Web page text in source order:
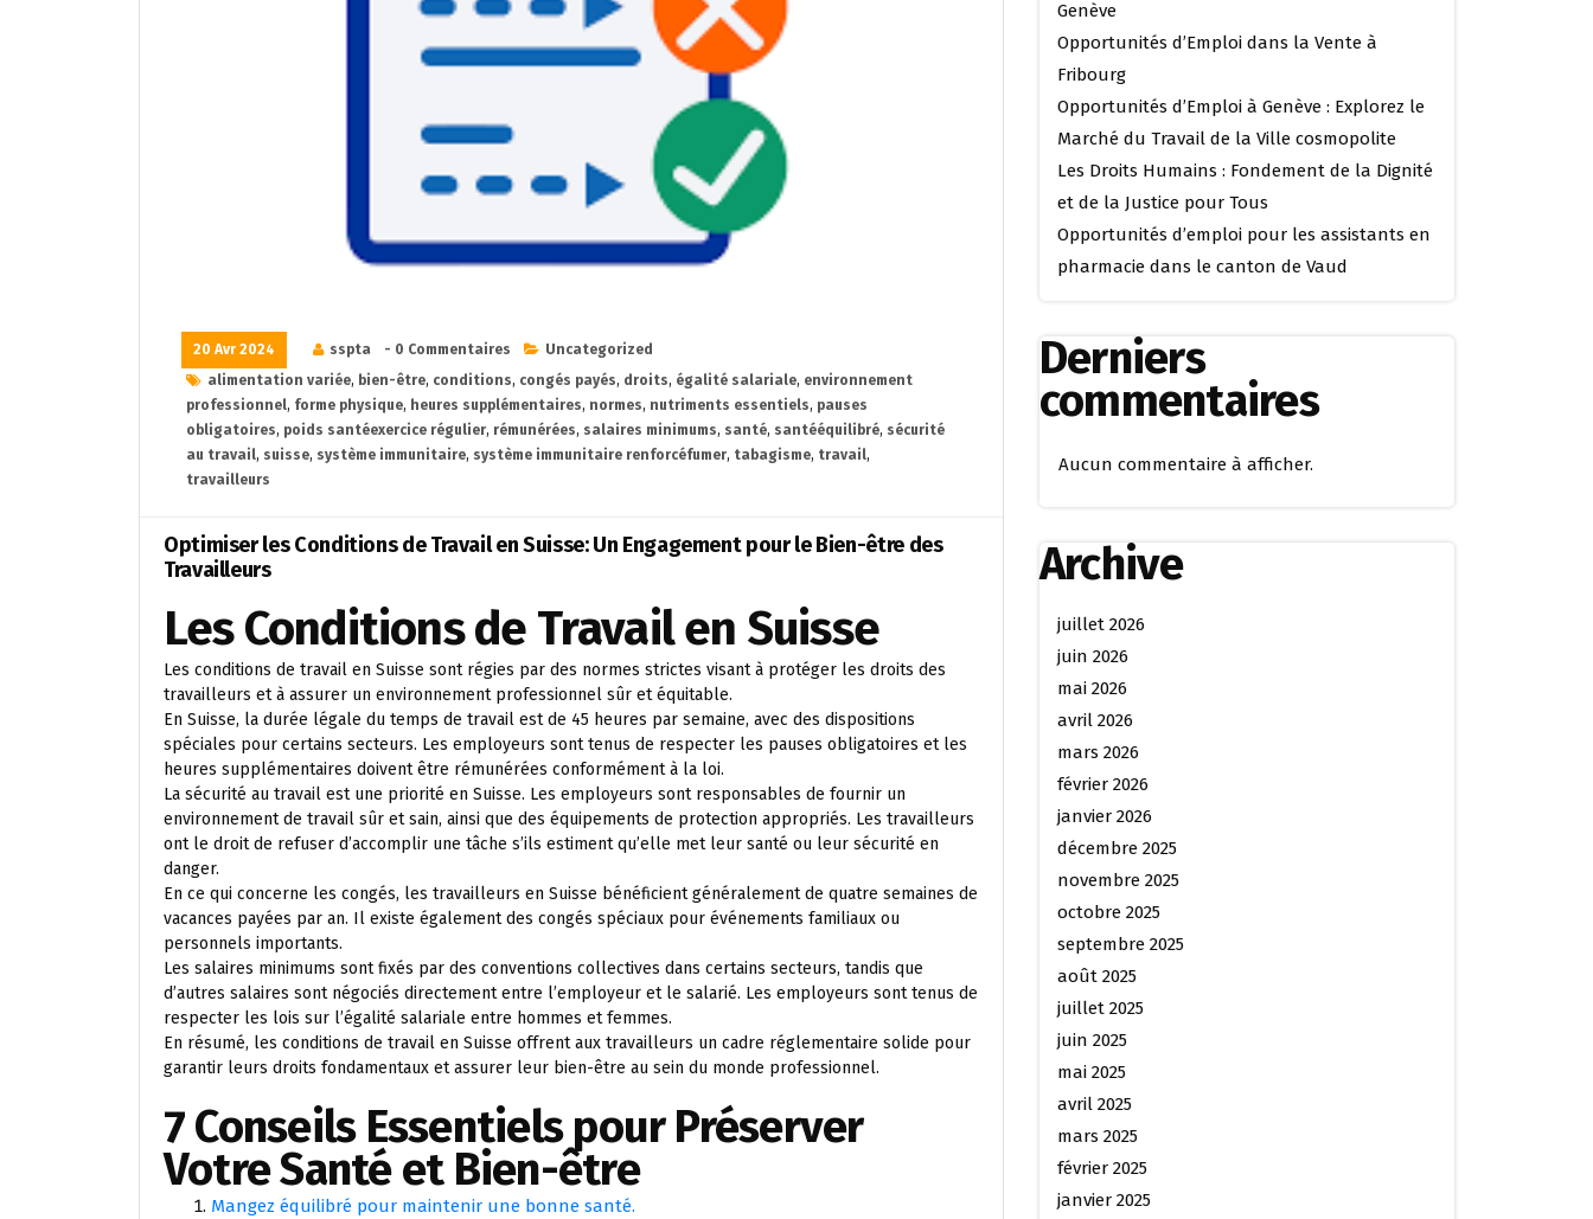
20 Avr 2024 sspta - 0 Commentaires
Uncategorized
alimentation variée, bien-être, conditions, congés payés, droits, égalité salariale, environnement
professionnel, forme physique, heures supplémentaires, normes, nutriments essentiels, pauses
obligatoires, poids santéexercice régulier, rémunérées, salaires minimums, santé, santééquilibré, sécurité
au travail, suisse, système immunitaire, système immunitaire renforcéfumer, tabagisme, travail,
travailleurs
Optimiser les Conditions de Travail en Suisse: Un Engagement pour le Bien-être des
Travailleurs
Les Conditions de Travail en Suisse
Les conditions de travail en Suisse sont régies par des normes strictes visant à protéger les droits des
travailleurs et à assurer un environnement professionnel sûr et équitable.
En Suisse, la durée légale du temps de travail est de 45 heures par semaine, avec des dispositions
spéciales pour certains secteurs. Les employeurs sont tenus de respecter les pauses obligatoires et les
heures supplémentaires doivent être rémunérées conformément à la loi.
La sécurité au travail est une priorité en Suisse. Les employeurs sont responsables de fournir un
environnement de travail sûr et sain, ainsi que des équipements de protection appropriés. Les travailleurs
ont le droit de refuser d’accomplir une tâche s’ils estiment qu’elle met leur santé ou leur sécurité en
danger.
En ce qui concerne les congés, les travailleurs en Suisse bénéficient généralement de quatre semaines de
vacances payées par an. Il existe également des congés spéciaux pour événements familiaux ou
personnels importants.
Les salaires minimums sont fixés par des conventions collectives dans certains secteurs, tandis que
d’autres salaires sont négociés directement entre l’employeur et le salarié. Les employeurs sont tenus de
respecter les lois sur l’égalité salariale entre hommes et femmes.
En résumé, les conditions de travail en Suisse offrent aux travailleurs un cadre réglementaire solide pour
garantir leurs droits fondamentaux et assurer leur bien-être au sein du monde professionnel.
7 Conseils Essentiels pour Préserver
Votre Santé et Bien-être
Mangez équilibré pour maintenir une bonne santé.
Genève
Opportunités d’Emploi dans la Vente à
Fribourg
Opportunités d’Emploi à Genève : Explorez le
Marché du Travail de la Ville cosmopolite
Les Droits Humains : Fondement de la Dignité
et de la Justice pour Tous
Opportunités d’emploi pour les assistants en
pharmacie dans le canton de Vaud
Derniers
commentaires
Aucun commentaire à afficher.
Archive
juillet 2026
juin 2026
mai 2026
avril 2026
mars 2026
février 2026
janvier 2026
décembre 2025
novembre 2025
octobre 2025
septembre 2025
août 2025
juillet 2025
juin 2025
mai 2025
avril 2025
mars 2025
février 2025
janvier 2025